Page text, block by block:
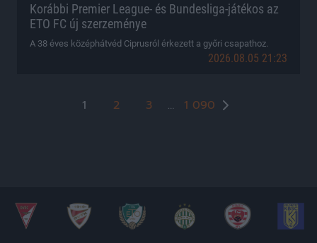
Korábbi Premier League- és Bundesliga-játékos az
ETO FC új szerzeménye
A 38 éves középhátvéd Ciprusról érkezett a győri csapathoz.
2026.08.05 21:23
Bejegyzések
1 2 3 … 1 090